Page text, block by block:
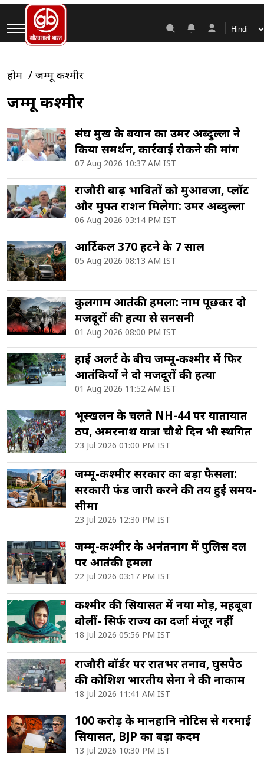
होम जम्मू कश्मीर
जम्मू कश्मीर
संघ प्रमुख के बयान का उमर अब्दुल्ला ने
किया समर्थन, कार्रवाई रोकने की मांग
07 Aug 2026 10:37 AM IST
राजौरी बाढ़ प्रभावितों को मुआवजा, प्लॉट
और मुफ्त राशन मिलेगा: उमर अब्दुल्ला
06 Aug 2026 03:14 PM IST
आर्टिकल 370 हटने के 7 साल
05 Aug 2026 08:13 AM IST
कुलगाम आतंकी हमला: नाम पूछकर दो
मजदूरों की हत्या से सनसनी
01 Aug 2026 08:00 PM IST
हाई अलर्ट के बीच जम्मू-कश्मीर में फिर
आतंकियों ने दो मजदूरों की हत्या
01 Aug 2026 11:52 AM IST
भूस्खलन के चलते NH-44 पर यातायात
ठप, अमरनाथ यात्रा चौथे दिन भी स्थगित
23 Jul 2026 01:00 PM IST
जम्मू-कश्मीर सरकार का बड़ा फैसला:
सरकारी फंड जारी करने की तय हुई समय-
सीमा
23 Jul 2026 12:30 PM IST
जम्मू-कश्मीर के अनंतनाग में पुलिस दल
पर आतंकी हमला
22 Jul 2026 03:17 PM IST
कश्मीर की सियासत में नया मोड़, महबूबा
बोलीं- सिर्फ राज्य का दर्जा मंजूर नहीं
18 Jul 2026 05:56 PM IST
राजौरी बॉर्डर पर रातभर तनाव, घुसपैठ
की कोशिश भारतीय सेना ने की नाकाम
18 Jul 2026 11:41 AM IST
100 करोड़ के मानहानि नोटिस से गरमाई
सियासत, BJP का बड़ा कदम
13 Jul 2026 10:30 PM IST